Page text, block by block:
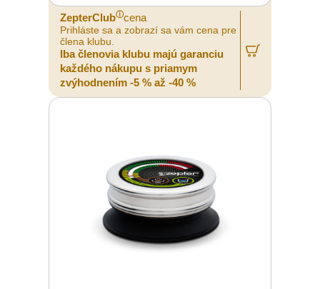
ZepterClubⓘcena
Prihláste sa a zobrazí sa vám cena pre
člena klubu.
Iba členovia klubu majú garanciu
každého nákupu s priamym
zvýhodnením -5 % až -40 %